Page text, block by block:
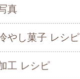
真
やし菓子 レシピ
工 レシピ